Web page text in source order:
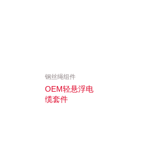
钢丝绳组件
OEM轻悬浮电
缆套件